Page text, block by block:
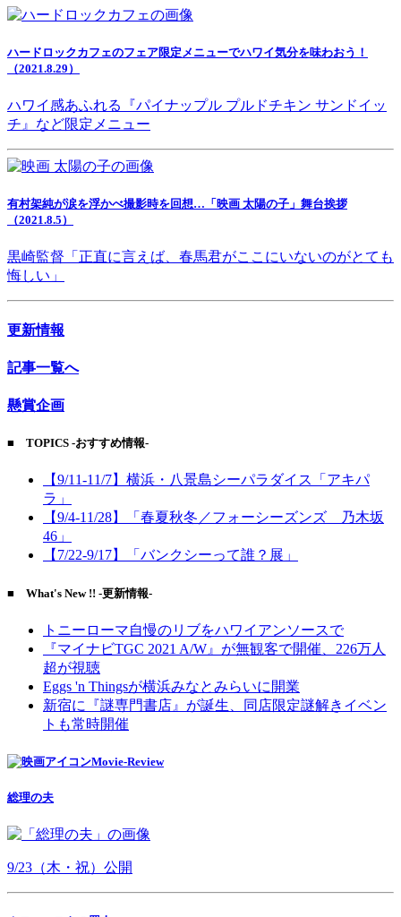
ハードロックカフェのフェア限定メニューでハワイ気分を味わおう！
（2021.8.29）
ハワイ感あふれる『パイナップル プルドチキン サンドイッ
チ』など限定メニュー
有村架純が涙を浮かべ撮影時を回想…「映画 太陽の子」舞台挨拶
（2021.8.5）
黒崎監督「正直に言えば、春馬君がここにいないのがとても
悔しい」
更新情報
記事一覧へ
懸賞企画
■ TOPICS -おすすめ情報-
【9/11-11/7】横浜・八景島シーパラダイス「アキパ
ラ」
【9/4-11/28】「春夏秋冬／フォーシーズンズ 乃木坂
46」
【7/22-9/17】「バンクシーって誰？展」
■ What's New !! -更新情報-
トニーローマ自慢のリブをハワイアンソースで
『マイナビTGC 2021 A/W』が無観客で開催、226万人
超が視聴
Eggs 'n Thingsが横浜みなとみらいに開業
新宿に『謎専門書店』が誕生、同店限定謎解きイベン
トも常時開催
Movie-Review
総理の夫
9/23（木・祝）公開